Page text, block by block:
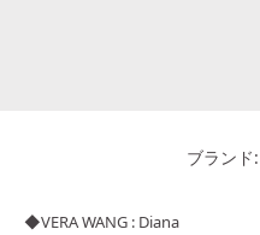
ブランド
◆VERA WANG : Diana